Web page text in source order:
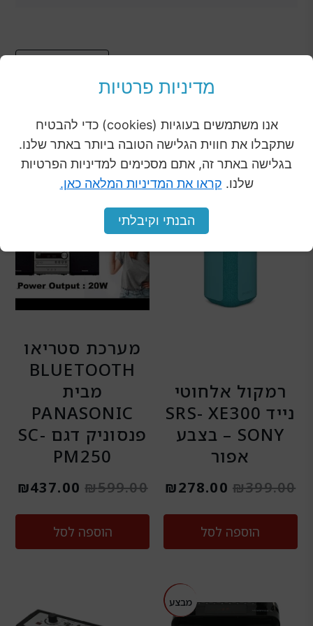
מוצרים נוספים
מהקטגוריה
רמקול אלחוטי
נייד SRS- XE300
SONY – בצבע
אפור
₪399.00
המחיר
המקורי
₪278.00
המחיר
הנוכחי
הוא:
הוספה לסל
מערכת סטריאו
BLUETOOTH
מבית
PANASONIC
פנסוניק דגם SC-
PM250
₪599.00
המחיר
המקורי
₪437.00
הוספה לסל
מבצע
מבצע
המקורי
המחיר
מדיניות פרטיות
אנו משתמשים בעוגיות (cookies) כדי להבטיח
שתקבלו את חווית הגלישה הטובה ביותר באתר שלנו.
בגלישה באתר זה, אתם מסכימים למדיניות הפרטיות
שלנו. קראו את המדיניות המלאה כאן.
הבנתי וקיבלתי